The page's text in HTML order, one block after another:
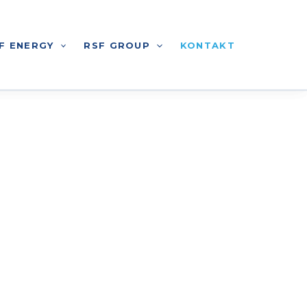
ENERGY RSF GROUP KONTAKT